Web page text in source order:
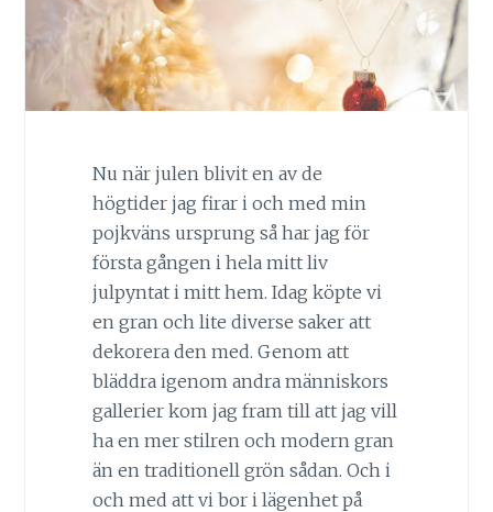
Nu när julen blivit en av de
högtider jag firar i och med min
pojkväns ursprung så har jag för
första gången i hela mitt liv
julpyntat i mitt hem. Idag köpte vi
en gran och lite diverse saker att
dekorera den med. Genom att
bläddra igenom andra människors
gallerier kom jag fram till att jag vill
ha en mer stilren och modern gran
än en traditionell grön sådan. Och i
och med att vi bor i lägenhet på